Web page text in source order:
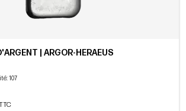
| ARGOR-HERAEUS
: 107